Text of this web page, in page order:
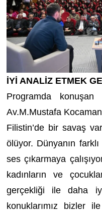
İYİ ANALİZ ETMEK
Programda konuşan
Av.M.Mustafa
Filistin’de bir savaş
ölüyor. Dünyanın
ses çıkarmaya
kadınların ve
gerçekliği ile daha
konuklarımız bizler